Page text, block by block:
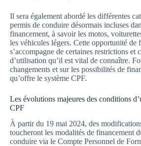
Il sera également abordé les différentes
permis de conduire désormais incluses
financement, à savoir les motos,
les véhicules légers. Cette opportunité de
s’accompagne de certaines restrictions et
d’utilisation qu’il est vital de connaître.
changements et sur les possibilités de
qu’offre le système CPF.
Les évolutions majeures des conditions
CPF
À partir du 19 mai 2024, des
toucheront les modalités de financement
conduire via le Compte Personnel de